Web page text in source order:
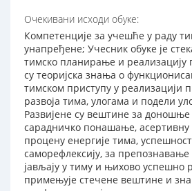
Очекивани исходи обуке:
Компетенције за учешће у раду
унапређене; Учесник обуке је
тимско планирање и реализацију
су теоријска знања о
тимском приступу у реализацији
развоја тима, улогама и подели
Развијене су вештине за доношње
сарадничко понашање, асертивну
процену енергије тима,
саморефлексију, за препознавање
јављају у тиму и њихово
примењује стечене вештине и